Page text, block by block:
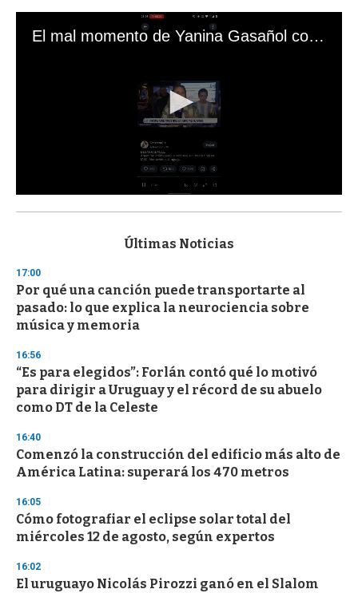
El mal momento de Yanina Gasañol con un hincha argentino en "Subrayado"
s
d
s
o
f
3
s
e
o
n
s
Últimas Noticias
17:00
Por qué una canción puede transportarte al
pasado: lo que explica la neurociencia sobre
música y memoria
16:56
“Es para elegidos”: Forlán contó qué lo motivó
para dirigir a Uruguay y el récord de su abuelo
como DT de la Celeste
16:40
Comenzó la construcción del edificio más alto de
América Latina: superará los 470 metros
16:05
Cómo fotografiar el eclipse solar total del
miércoles 12 de agosto, según expertos
16:02
El uruguayo Nicolás Pirozzi ganó en el Slalom